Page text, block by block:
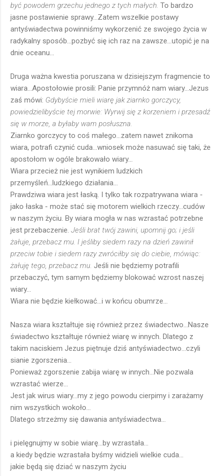
być powodem grzechu jednego z tych małych. To bardzo
jasne postawienie sprawy...Zatem wszelkie postawy
antyświadectwa powinniśmy wykorzenić ze swojego życia w
radykalny sposób...pozbyć się ich raz na zawsze...utopić je na
dnie oceanu...
Druga ważna kwestia poruszana w dzisiejszym fragmencie to
wiara...Apostołowie prosili: Panie przymnóż nam wiary...Jezus
zaś mówi: Gdybyście mieli wiarę jak ziarnko gorczycy,
powiedzielibyście tej morwie: Wyrwij się z korzeniem i przesadź
się w morze, a byłaby wam posłuszna.
Ziarnko gorczycy to coś małego...zatem nawet znikoma
wiara, potrafi czynić cuda...wniosek może nasuwać się taki, że
apostołom w ogóle brakowało wiary...
Wiara przecież nie jest wynikiem ludzkich
przemyśleń...ludzkiego działania...
Prawdziwa wiara jest łaską. I tylko tak rozpatrywana wiara -
jako łaska - może stać się motorem wielkich rzeczy...cudów
w naszym życiu. By wiara mogła w nas wzrastać potrzebne
jest przebaczenie. Jeśli brat twój zawini, upomnij go; i jeśli
żałuje, przebacz mu. I jeśliby siedem razy na dzień zawinił
przeciw tobie i siedem razy zwróciłby się do ciebie, mówiąc:
żałuję tego, przebacz mu. Jeśli nie będziemy potrafili
przebaczyć, tym samym będziemy blokować wzrost naszej
wiary...
Wiara nie będzie kiełkować...i w końcu obumrze...
Nasza wiara kształtuje się również przez świadectwo...Nasze
świadectwo kształtuje również wiarę w innych. Dlatego z
takim naciskiem Jezus piętnuje dziś antyświadectwo...czyli
sianie zgorszenia...
Ponieważ zgorszenie zabija wiarę w innych...Nie pozwala
wzrastać wierze...
Jest jak wirus wiary...my z jego powodu cierpimy i zarażamy
nim wszystkich wokoło...
Dlatego strzeżmy się dawania antyświadectwa...
i pielęgnujmy w sobie wiarę...by wzrastała...
a kiedy będzie wzrastała byśmy widzieli wielkie cuda...
jakie będą się dziać w naszym życiu